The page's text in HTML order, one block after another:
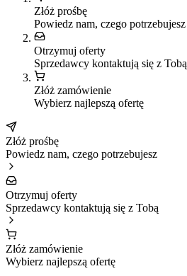
Złóż prośbę
Powiedz nam, czego potrzebujesz
Otrzymuj oferty
Sprzedawcy kontaktują się z Tobą
Złóż zamówienie
Wybierz najlepszą ofertę
Złóż prośbę
Powiedz nam, czego potrzebujesz
Otrzymuj oferty
Sprzedawcy kontaktują się z Tobą
Złóż zamówienie
Wybierz najlepszą ofertę